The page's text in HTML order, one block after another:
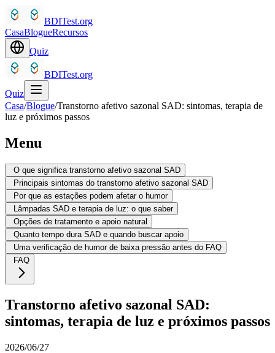
BDITest.org
CasaBlogueRecursos
Quiz
BDITest.org
Quiz
Casa/Blogue/Transtorno afetivo sazonal SAD: sintomas, terapia de
luz e próximos passos
Menu
O que significa transtorno afetivo sazonal SAD
Principais sintomas do transtorno afetivo sazonal SAD
Por que as estações podem afetar o humor
Lâmpadas SAD e terapia de luz: o que saber
Opções de tratamento e apoio natural
Quanto tempo dura SAD e quando buscar apoio
Uma verificação de humor de baixa pressão antes do FAQ
FAQ
Transtorno afetivo sazonal SAD:
sintomas, terapia de luz e próximos passos
2026/06/27